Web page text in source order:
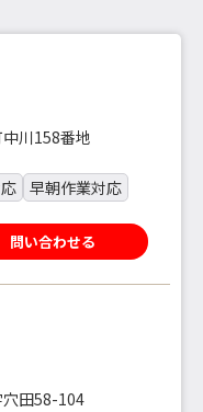
川158番地
早朝作業対応
問い合わせる
田58-104